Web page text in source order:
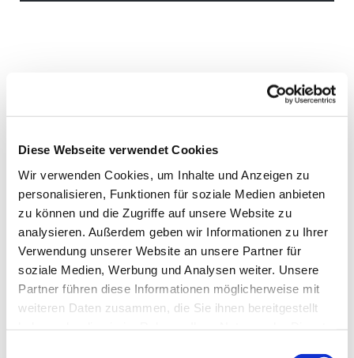
Diese Webseite verwendet Cookies
Wir verwenden Cookies, um Inhalte und Anzeigen zu
personalisieren, Funktionen für soziale Medien anbieten
zu können und die Zugriffe auf unsere Website zu
analysieren. Außerdem geben wir Informationen zu Ihrer
Verwendung unserer Website an unsere Partner für
soziale Medien, Werbung und Analysen weiter. Unsere
Partner führen diese Informationen möglicherweise mit
weiteren Daten zusammen, die Sie ihnen bereitgestellt